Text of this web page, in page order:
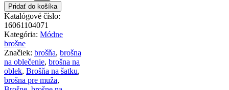
Pridať do košíka
Katalógové číslo:
16061104071
Kategória: Módne
brošne
Značiek: brošňa, brošna
na oblečenie, brošna na
oblek, Brošňa na šatku,
brošna pre muža,